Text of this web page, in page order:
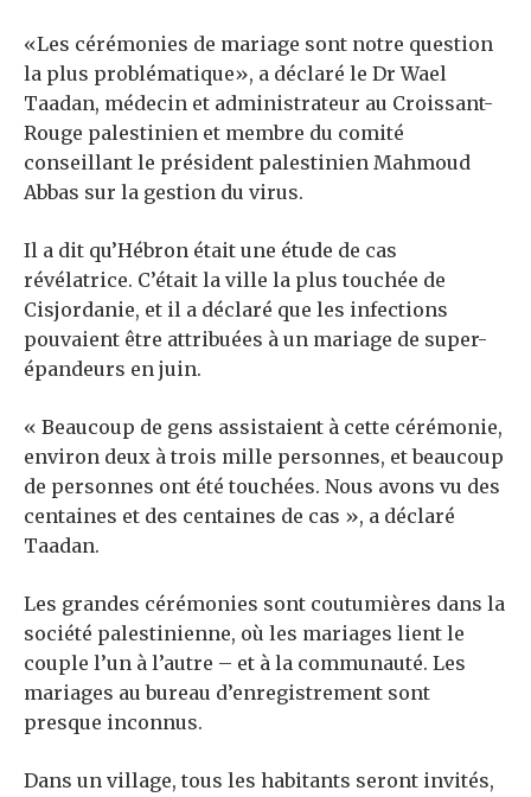
«Les cérémonies de mariage sont notre question
la plus problématique», a déclaré le Dr Wael
Taadan, médecin et administrateur au Croissant-
Rouge palestinien et membre du comité
conseillant le président palestinien Mahmoud
Abbas sur la gestion du virus.
Il a dit qu’Hébron était une étude de cas
révélatrice. C’était la ville la plus touchée de
Cisjordanie, et il a déclaré que les infections
pouvaient être attribuées à un mariage de super-
épandeurs en juin.
« Beaucoup de gens assistaient à cette cérémonie,
environ deux à trois mille personnes, et beaucoup
de personnes ont été touchées. Nous avons vu des
centaines et des centaines de cas », a déclaré
Taadan.
Les grandes cérémonies sont coutumières dans la
société palestinienne, où les mariages lient le
couple l’un à l’autre – et à la communauté. Les
mariages au bureau d’enregistrement sont
presque inconnus.
Dans un village, tous les habitants seront invités,